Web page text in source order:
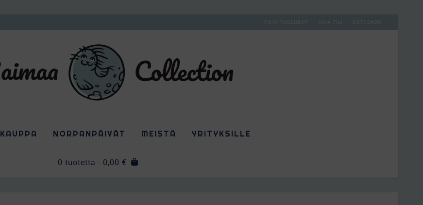
TOIMITUSEHDOT OMA TILI OSTOSKORI
KAUPPA NORPANPÄIVÄT MEISTÄ YRITYKSILLE
0 tuotetta - 0,00 €